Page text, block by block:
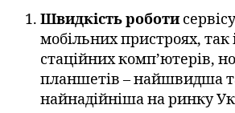
Швидкість роботи
мобільних пристроях, так
стаційних комп’ютерів,
планшетів – найшвидша
найнадійніша на ринку